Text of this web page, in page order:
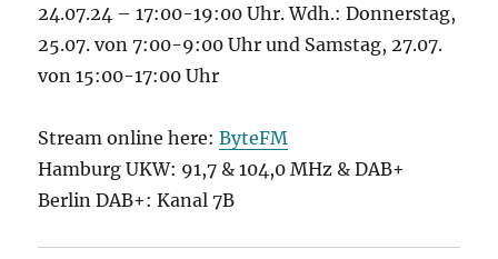
24.07.24 – 17:00-19:00 Uhr. Wdh.: Donnerstag,
25.07. von 7:00-9:00 Uhr und Samstag, 27.07.
von 15:00-17:00 Uhr
Stream online here:ByteFM
Hamburg UKW: 91,7 & 104,0 MHz & DAB+
Berlin DAB+: Kanal 7B